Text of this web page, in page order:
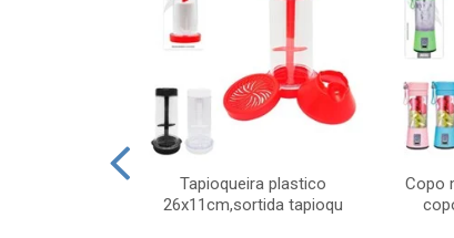
Tapioqueira plastico
26x11cm,sortida tapioqu
Copo